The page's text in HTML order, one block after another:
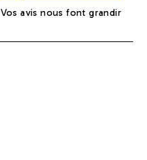
Vos avis nous font grandir